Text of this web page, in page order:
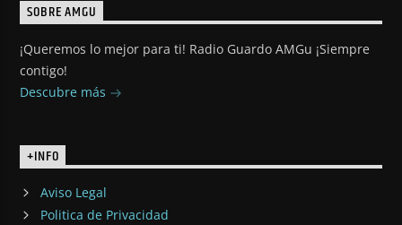
SOBRE AMGU
¡Queremos lo mejor para ti! Radio Guardo AMGu ¡Siempre
contigo!
Descubre más
+INFO
Aviso Legal
Politica de Privacidad